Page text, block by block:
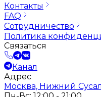
Контакты
FAQ
Сотрудничество
Политика
Связаться
Канал
Адрес
Москва, Нижний